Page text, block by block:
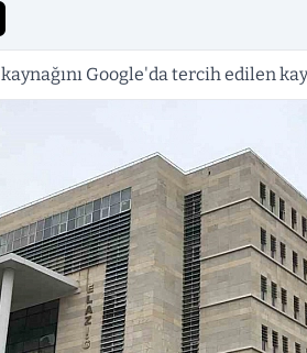
kaynağını Google'da tercih edilen